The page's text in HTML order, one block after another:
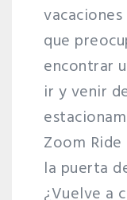
que
encontrar
ir y venir
Zoom
la puerta
¿Vuelve a